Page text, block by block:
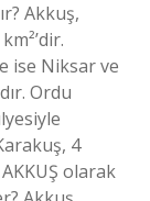
Akkuş,
ise Niksar ve
Ordu
4
olarak